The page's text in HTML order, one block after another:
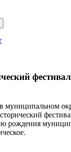
муниципальном
рождения